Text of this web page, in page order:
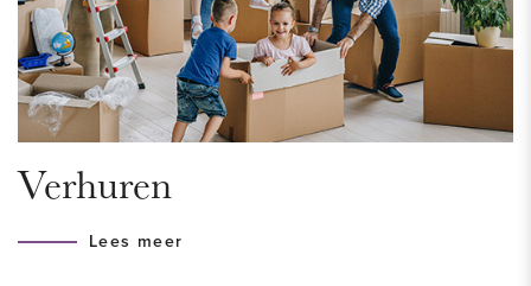
INDELING
Begane grond:
Entree woning. De hal biedt toegang tot de woonkamer
De sfeervolle woonkamer is voorzien van veel natuurlijk
lichtinval dankzij de grote raampartijen en karakteristieke
Verhuren
Lees meer